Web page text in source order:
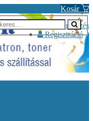
Kosár
Bejelentkezés
Regisztráció